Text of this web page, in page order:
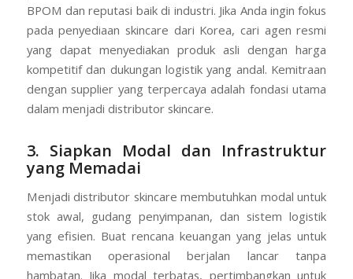
BPOM dan reputasi baik di industri. Jika Anda ingin fokus
pada penyediaan skincare dari Korea, cari agen resmi
yang dapat menyediakan produk asli dengan harga
kompetitif dan dukungan logistik yang andal. Kemitraan
dengan supplier yang terpercaya adalah fondasi utama
dalam menjadi distributor skincare.
3. Siapkan Modal dan Infrastruktur
yang Memadai
Menjadi distributor skincare membutuhkan modal untuk
stok awal, gudang penyimpanan, dan sistem logistik
yang efisien. Buat rencana keuangan yang jelas untuk
memastikan operasional berjalan lancar tanpa
hambatan. Jika modal terbatas, pertimbangkan untuk